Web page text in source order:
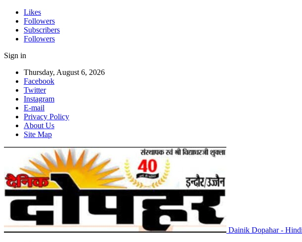
Likes
Followers
Subscribers
Followers
Sign in
Thursday, August 6, 2026
Facebook
Twitter
Instagram
E-mail
Privacy Policy
About Us
Site Map
Dainik Dopahar -